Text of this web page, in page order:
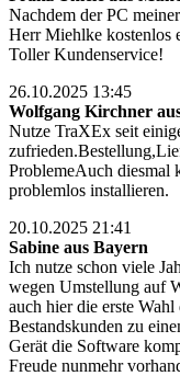
Nachdem der PC
Herr Miehlke kostenlos
Toller Kundenservice!
26.10.2025 13:45
Wolfgang Kirchner
Nutze TraXEx seit
ProblemeAuch diesmal
problemlos installieren.
20.10.2025 21:41
Sabine aus Bayern
Ich nutze schon viele
wegen Umstellung auf
auch hier die erste
Bestandskunden zu
Gerät die Software
Freude nunmehr